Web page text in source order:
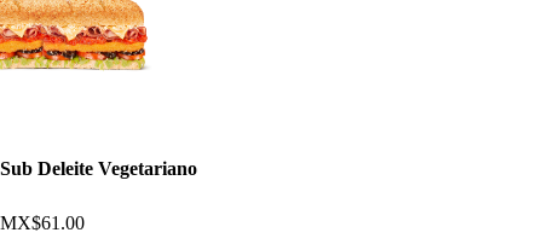
Sub Deleite Vegetariano
MX$61.00